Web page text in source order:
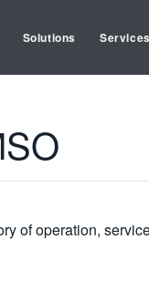
Solutions Services
of operation,